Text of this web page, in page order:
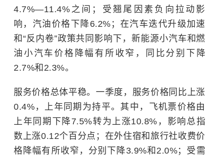
4.7%—11.4%之间；受翘尾因素负向拉动影
响，汽油价格下降6.2%；在汽车迭代升级加速
和“反内卷”政策共同影响下，新能源小汽车和燃
油小汽车价格降幅有所收窄，同比分别下降
2.7%和2.3%。
服务价格总体平稳。一季度，服务价格同比上涨
0.4%，上年同期为持平。其中，飞机票价格由
上年同期下降7.5%转为上涨10.8%，影响总指
数上涨0.12个百分点；在外住宿和旅行社收费价
格降幅有所收窄，分别下降3.9%和2.0%；受需